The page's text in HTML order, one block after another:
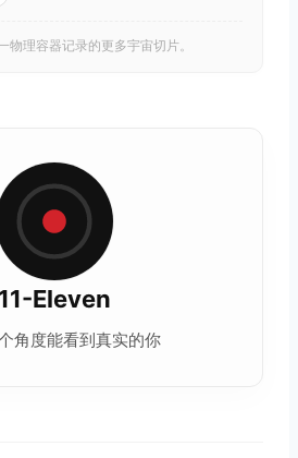
物理容器记录的更多宇宙切片。
11-Eleven
角度能看到真实的你